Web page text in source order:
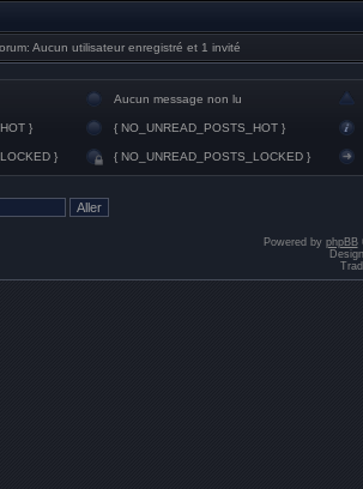
Aucun utilisateur enregistré et 1 invité
Aucun message non lu
} { NO_UNREAD_POSTS_HOT }
} { NO_UNREAD_POSTS_LOCKED }
Powered by phpBB